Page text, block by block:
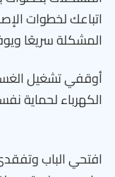
اتباعك لخطوات
المشكلة سريعًا
أوقفي تشغيل
الكهرباء لحماية
افتحي الباب